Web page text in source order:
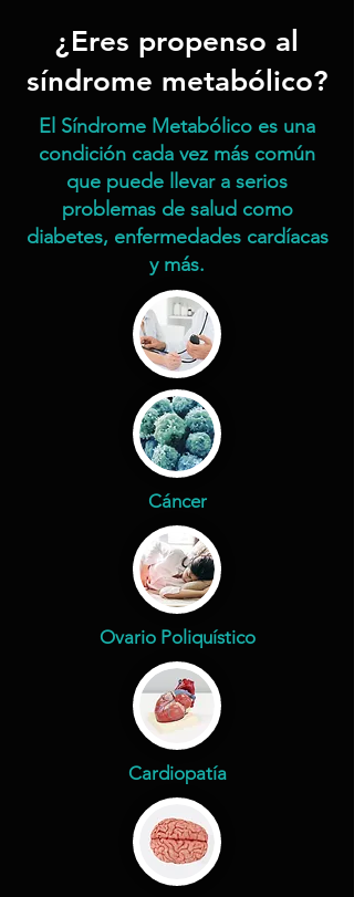
¿Eres propenso al
síndrome metabólico?
El Síndrome Metabólico es una
condición cada vez más común
que puede llevar a serios
problemas de salud como
diabetes, enfermedades cardíacas
y más.​
Cáncer
Ovario Poliquístico
Cardiopatía